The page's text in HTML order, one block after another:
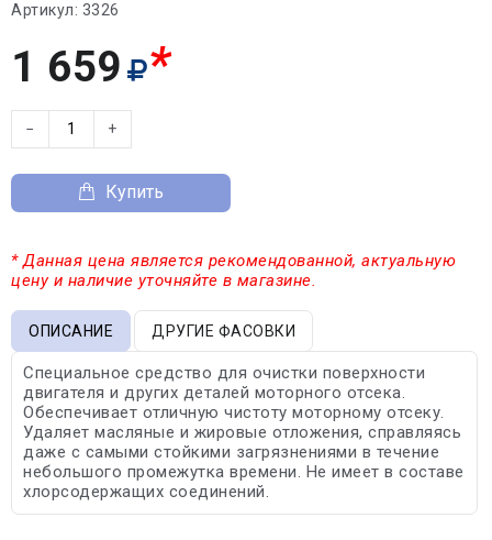
Артикул: 3326
1 659 *
− +
Купить
* Данная цена является рекомендованной, актуальную
цену и наличие уточняйте в магазине.
ОПИСАНИЕ ДРУГИЕ ФАСОВКИ
Специальное средство для очистки поверхности
двигателя и других деталей моторного отсека.
Обеспечивает отличную чистоту моторному отсеку.
Удаляет масляные и жировые отложения, справляясь
даже с самыми стойкими загрязнениями в течение
небольшого промежутка времени. Не имеет в составе
хлорсодержащих соединений.